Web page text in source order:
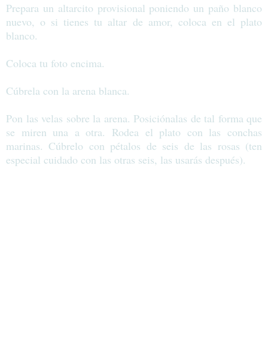
Prepara un altarcito provisional poniendo un paño blanco
nuevo, o si tienes tu altar de amor, coloca en el plato
blanco.
Coloca tu foto encima.
Cúbrela con la arena blanca.
Pon las velas sobre la arena. Posiciónalas de tal forma que
se miren una a otra. Rodea el plato con las conchas
marinas. Cúbrelo con pétalos de seis de las rosas (ten
especial cuidado con las otras seis, las usarás después).